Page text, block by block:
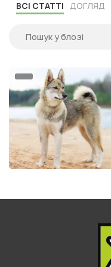
ВСІ СТАТТІ ДОГЛЯД